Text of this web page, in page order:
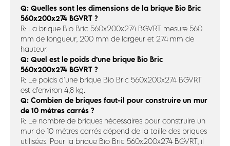
Q: Quelles sont les dimensions de la brique Bio Bric
560x200x274 BGVRT ?
R: La brique Bio Bric 560x200x274 BGVRT mesure 560
mm de longueur, 200 mm de largeur et 274 mm de
hauteur.
Q: Quel est le poids d’une brique Bio Bric
560x200x274 BGVRT ?
R: Le poids d’une brique Bio Bric 560x200x274 BGVRT
est d’environ 4,8 kg.
Q: Combien de briques faut-il pour construire un mur
de 10 mètres carrés ?
R: Le nombre de briques nécessaires pour construire un
mur de 10 mètres carrés dépend de la taille des briques
utilisées. Pour la brique Bio Bric 560x200x274 BGVRT, il